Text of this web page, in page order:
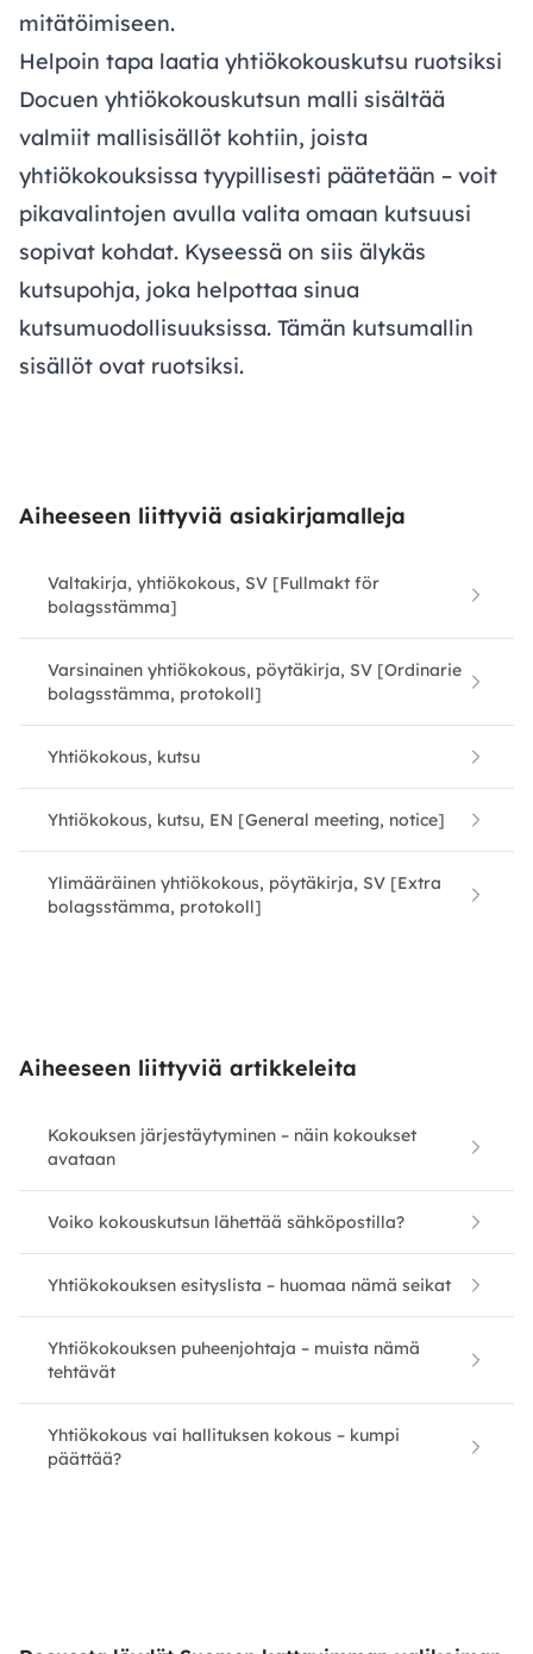
mitätöimiseen.
Helpoin tapa laatia yhtiökokouskutsu ruotsiksi
Docuen yhtiökokouskutsun malli sisältää
valmiit mallisisällöt kohtiin, joista
yhtiökokouksissa tyypillisesti päätetään – voit
pikavalintojen avulla valita omaan kutsuusi
sopivat kohdat. Kyseessä on siis älykäs
kutsupohja, joka helpottaa sinua
kutsumuodollisuuksissa. Tämän kutsumallin
sisällöt ovat ruotsiksi.
Aiheeseen liittyviä asiakirjamalleja
Valtakirja, yhtiökokous, SV [Fullmakt för
bolagsstämma]
Varsinainen yhtiökokous, pöytäkirja, SV [Ordinarie
bolagsstämma, protokoll]
Yhtiökokous, kutsu
Yhtiökokous, kutsu, EN [General meeting, notice]
Ylimääräinen yhtiökokous, pöytäkirja, SV [Extra
bolagsstämma, protokoll]
Aiheeseen liittyviä artikkeleita
Kokouksen järjestäytyminen – näin kokoukset
avataan
Voiko kokouskutsun lähettää sähköpostilla?
Yhtiökokouksen esityslista – huomaa nämä seikat
Yhtiökokouksen puheenjohtaja – muista nämä
tehtävät
Yhtiökokous vai hallituksen kokous – kumpi
päättää?